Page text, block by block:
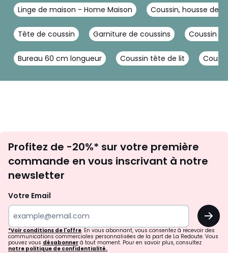
Linge de maison - Home Maison Coussin, housse de
Tête de coussin Garniture de coussins Coussin
Bureau 60 cm longueur Coussin tête de lit
newsletter
Profitez de -20%* sur votre première
commande en vous inscrivant à notre
newsletter
Votre Email
OK
*Voir conditions de l'offre. En vous abonnant, vous consentez à recevoir des
communications commerciales personnalisées de la part de La Redoute. Vous
pouvez vous désabonner à tout moment. Pour en savoir plus, consultez
notre politique de confidentialité.